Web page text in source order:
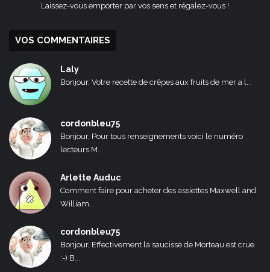
Laissez-vous emporter par vos sens et régalez-vous !
VOS COMMENTAIRES
Laly
Bonjour, Votre recette de crêpes aux fruits de mer a l...
cordonbleu75
Bonjour, Pour tous renseignements voici le numéro
lecteurs M...
Arlette Auduc
Comment faire pour acheter des assiettes Maxwell and
William...
cordonbleu75
Bonjour, Effectivement la saucisse de Morteau est crue
:-) B...